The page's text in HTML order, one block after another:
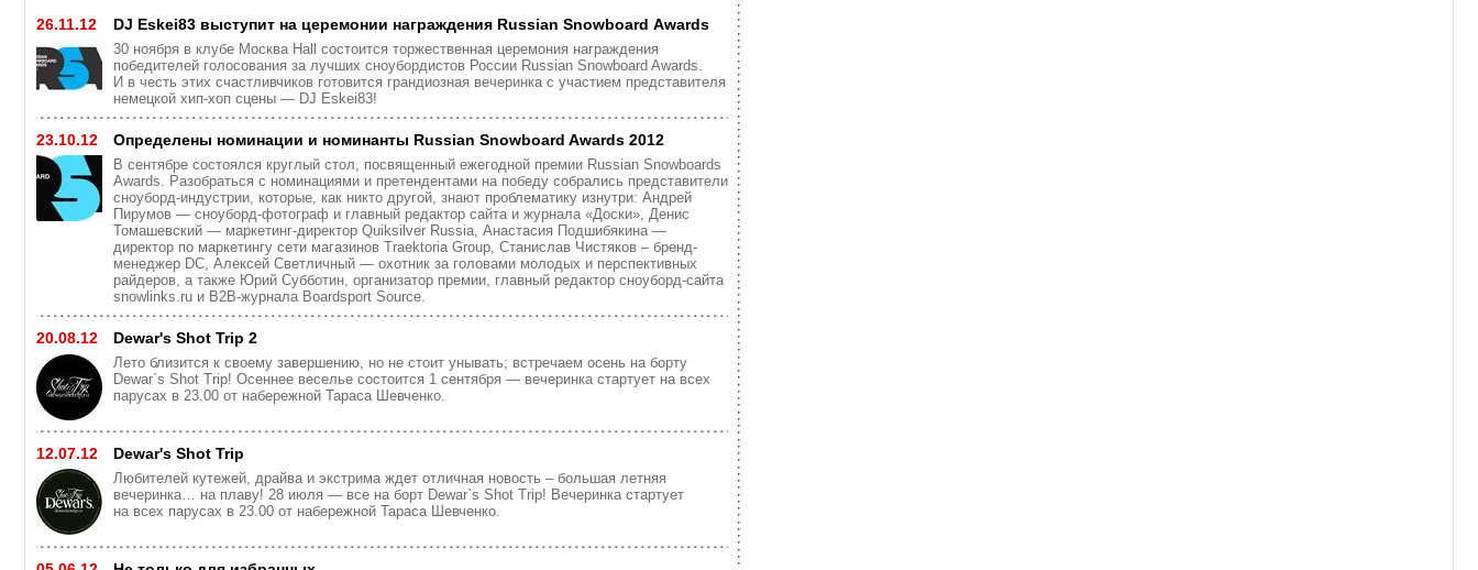
26.11.12 DJ Eskei83 выступит на церемонии награждения Russian Snowboard Awards
30 ноября в клубе Москва Hall состоится торжественная церемония награждения
победителей голосования за лучших сноубордистов России Russian Snowboard Awards.
И в честь этих счастливчиков готовится грандиозная вечеринка с участием представителя
немецкой хип-хоп сцены — DJ Eskei83!
23.10.12 Определены номинации и номинанты Russian Snowboard Awards 2012
В сентябре состоялся круглый стол, посвященный ежегодной премии Russian Snowboards
Awards. Разобраться с номинациями и претендентами на победу собрались представители
сноуборд-индустрии, которые, как никто другой, знают проблематику изнутри: Андрей
Пирумов — сноуборд-фотограф и главный редактор сайта и журнала «Доски», Денис
Томашевский — маркетинг-директор Quiksilver Russia, Анастасия Подшибякина —
директор по маркетингу сети магазинов Traektoria Group, Станислав Чистяков – бренд-
менеджер DC, Алексей Светличный — охотник за головами молодых и перспективных
райдеров, а также Юрий Субботин, организатор премии, главный редактор сноуборд-сайта
snowlinks.ru и B2B-журнала Boardsport Source.
20.08.12 Dewar's Shot Trip 2
Лето близится к своему завершению, но не стоит унывать; встречаем осень на борту
Dewar`s Shot Trip! Осеннее веселье состоится 1 сентября — вечеринка стартует на всех
парусах в 23.00 от набережной Тараса Шевченко.
12.07.12 Dewar's Shot Trip
Любителей кутежей, драйва и экстрима ждет отличная новость – большая летняя
вечеринка… на плаву! 28 июля — все на борт Dewar`s Shot Trip! Вечеринка стартует
на всех парусах в 23.00 от набережной Тараса Шевченко.